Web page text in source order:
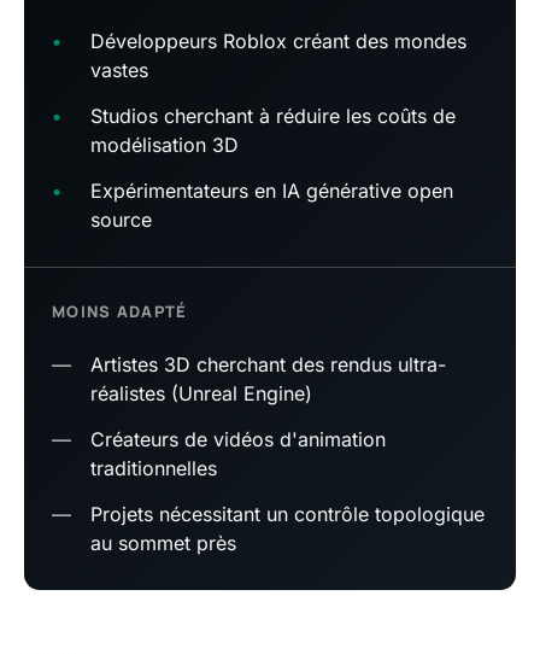
•
Développeurs Roblox créant des mondes
vastes
•
Studios cherchant à réduire les coûts de
modélisation 3D
•
Expérimentateurs en IA générative open
source
MOINS ADAPTÉ
—
Artistes 3D cherchant des rendus ultra-
réalistes (Unreal Engine)
—
Créateurs de vidéos d'animation
traditionnelles
—
Projets nécessitant un contrôle topologique
au sommet près